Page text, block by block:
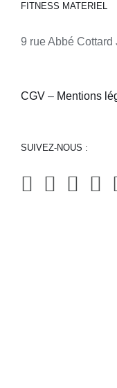
FITNESS MATERIEL
9 rue Abbé
CGV – Mentions
SUIVEZ-NOUS :